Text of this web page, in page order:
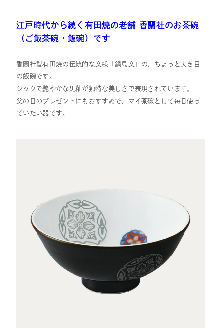
江戸時代から続く有田焼の老舗 香蘭社のお茶碗
（ご飯茶碗・飯碗）です
香蘭社製有田焼の伝統的な文様「鍋島文」の、ちょっと大き目
の飯碗です。
シックで艶やかな黒釉が独特な美しさで表現されています。
父の日のプレゼントにもおすすめで、マイ茶碗として毎日使っ
ていたい器です。